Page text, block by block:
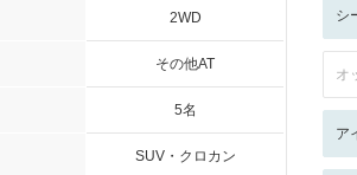
2WD
その他AT
5名
SUV・クロカン
シ
オ
ア